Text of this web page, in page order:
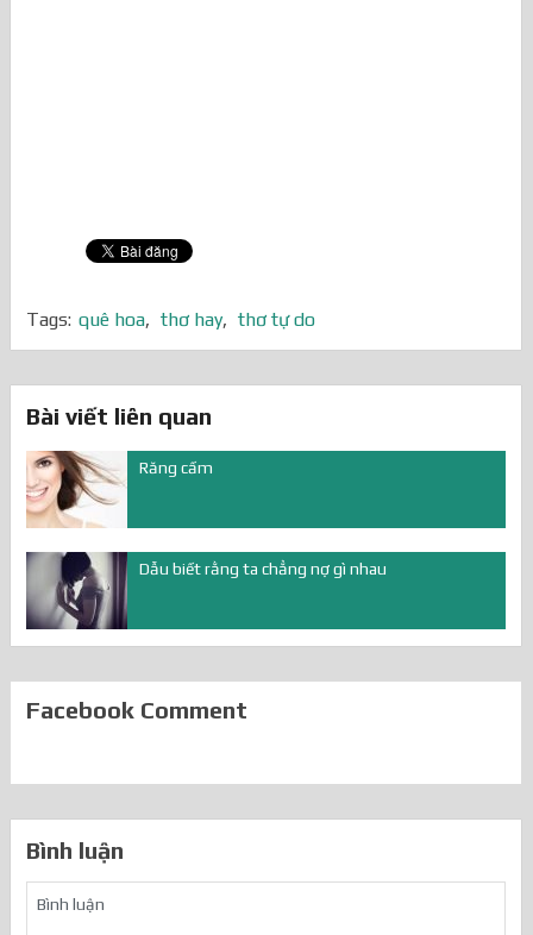
Tags: quê hoa, thơ hay, thơ tự do
Bài viết liên quan
Răng cấm
Dẫu biết rằng ta chẳng nợ gì nhau
Facebook Comment
Bình luận